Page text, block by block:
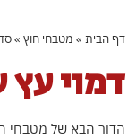
דף הבית » מטבחי חוץ »
דמוי עץ
הדור הבא של מטבחי